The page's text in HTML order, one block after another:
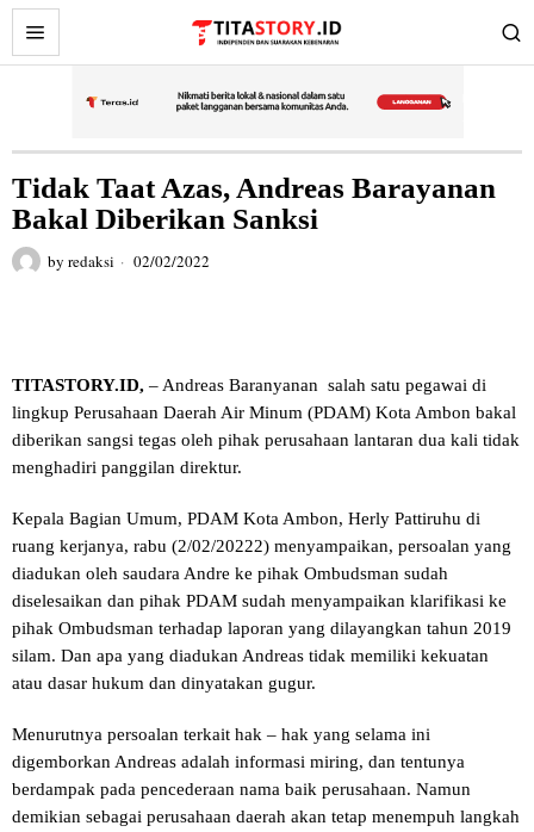
Tidak Taat Azas, Andreas Barayanan
Bakal Diberikan Sanksi
by redaksi 02/02/2022
TITASTORY.ID, – Andreas Baranyanan salah satu pegawai di
lingkup Perusahaan Daerah Air Minum (PDAM) Kota Ambon bakal
diberikan sangsi tegas oleh pihak perusahaan lantaran dua kali tidak
menghadiri panggilan direktur.
Kepala Bagian Umum, PDAM Kota Ambon, Herly Pattiruhu di
ruang kerjanya, rabu (2/02/20222) menyampaikan, persoalan yang
diadukan oleh saudara Andre ke pihak Ombudsman sudah
diselesaikan dan pihak PDAM sudah menyampaikan klarifikasi ke
pihak Ombudsman terhadap laporan yang dilayangkan tahun 2019
silam. Dan apa yang diadukan Andreas tidak memiliki kekuatan
atau dasar hukum dan dinyatakan gugur.
Menurutnya persoalan terkait hak – hak yang selama ini
digemborkan Andreas adalah informasi miring, dan tentunya
berdampak pada pencederaan nama baik perusahaan. Namun
demikian sebagai perusahaan daerah akan tetap menempuh langkah